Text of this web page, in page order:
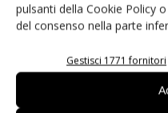
pulsanti della Cookie Policy
del consenso nella parte
Gestisci 1771 fornitori
MRDIMM